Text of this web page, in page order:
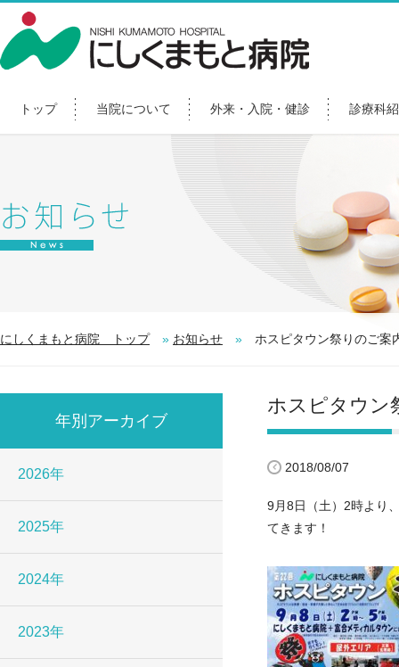
トップ 当院について 外来・入院・健診 診療科
にしくまもと病院 トップ » お知らせ » ホスピタウン祭りのご案
ホスピタウン
2018/08/07
9月8日（土）2時より
てきます！
年別アーカイブ
2026年
2025年
2024年
2023年